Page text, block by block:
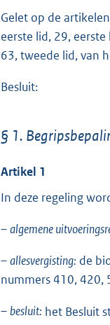
Gelet op de
eerste lid, 29,
63, tweede lid, van
Besluit:
§ 1.
Artikel 1
In deze regeling
–algemene
–allesvergisting: de
nummers 410,
–besluit: het Besluit